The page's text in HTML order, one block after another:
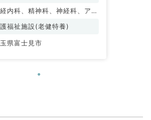
内科、精神科、神経科、アレ
ギー科、小児科、整形外科、形
器外科、心臓血管外科、小児
内科、内分泌・代謝内科、腎
福祉施設(老健特養)
県富士見市